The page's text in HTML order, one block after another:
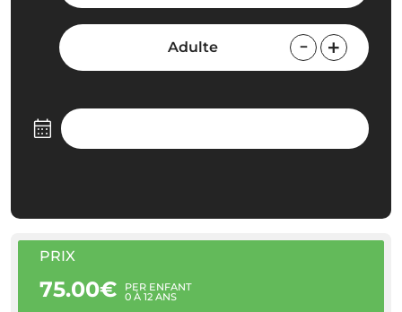
Adulte
PRIX
75.00€ PER ENFANT
0 À 12 ANS